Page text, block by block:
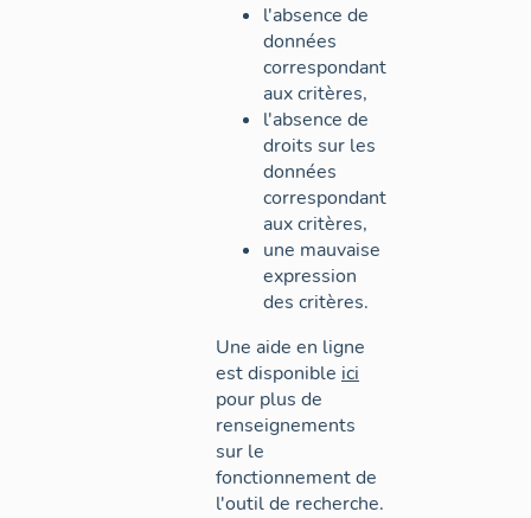
l'absence de
données
correspondant
aux critères,
l'absence de
droits sur les
données
correspondant
aux critères,
une mauvaise
expression
des critères.
Une aide en ligne
est disponible ici
pour plus de
renseignements
sur le
fonctionnement de
l'outil de recherche.